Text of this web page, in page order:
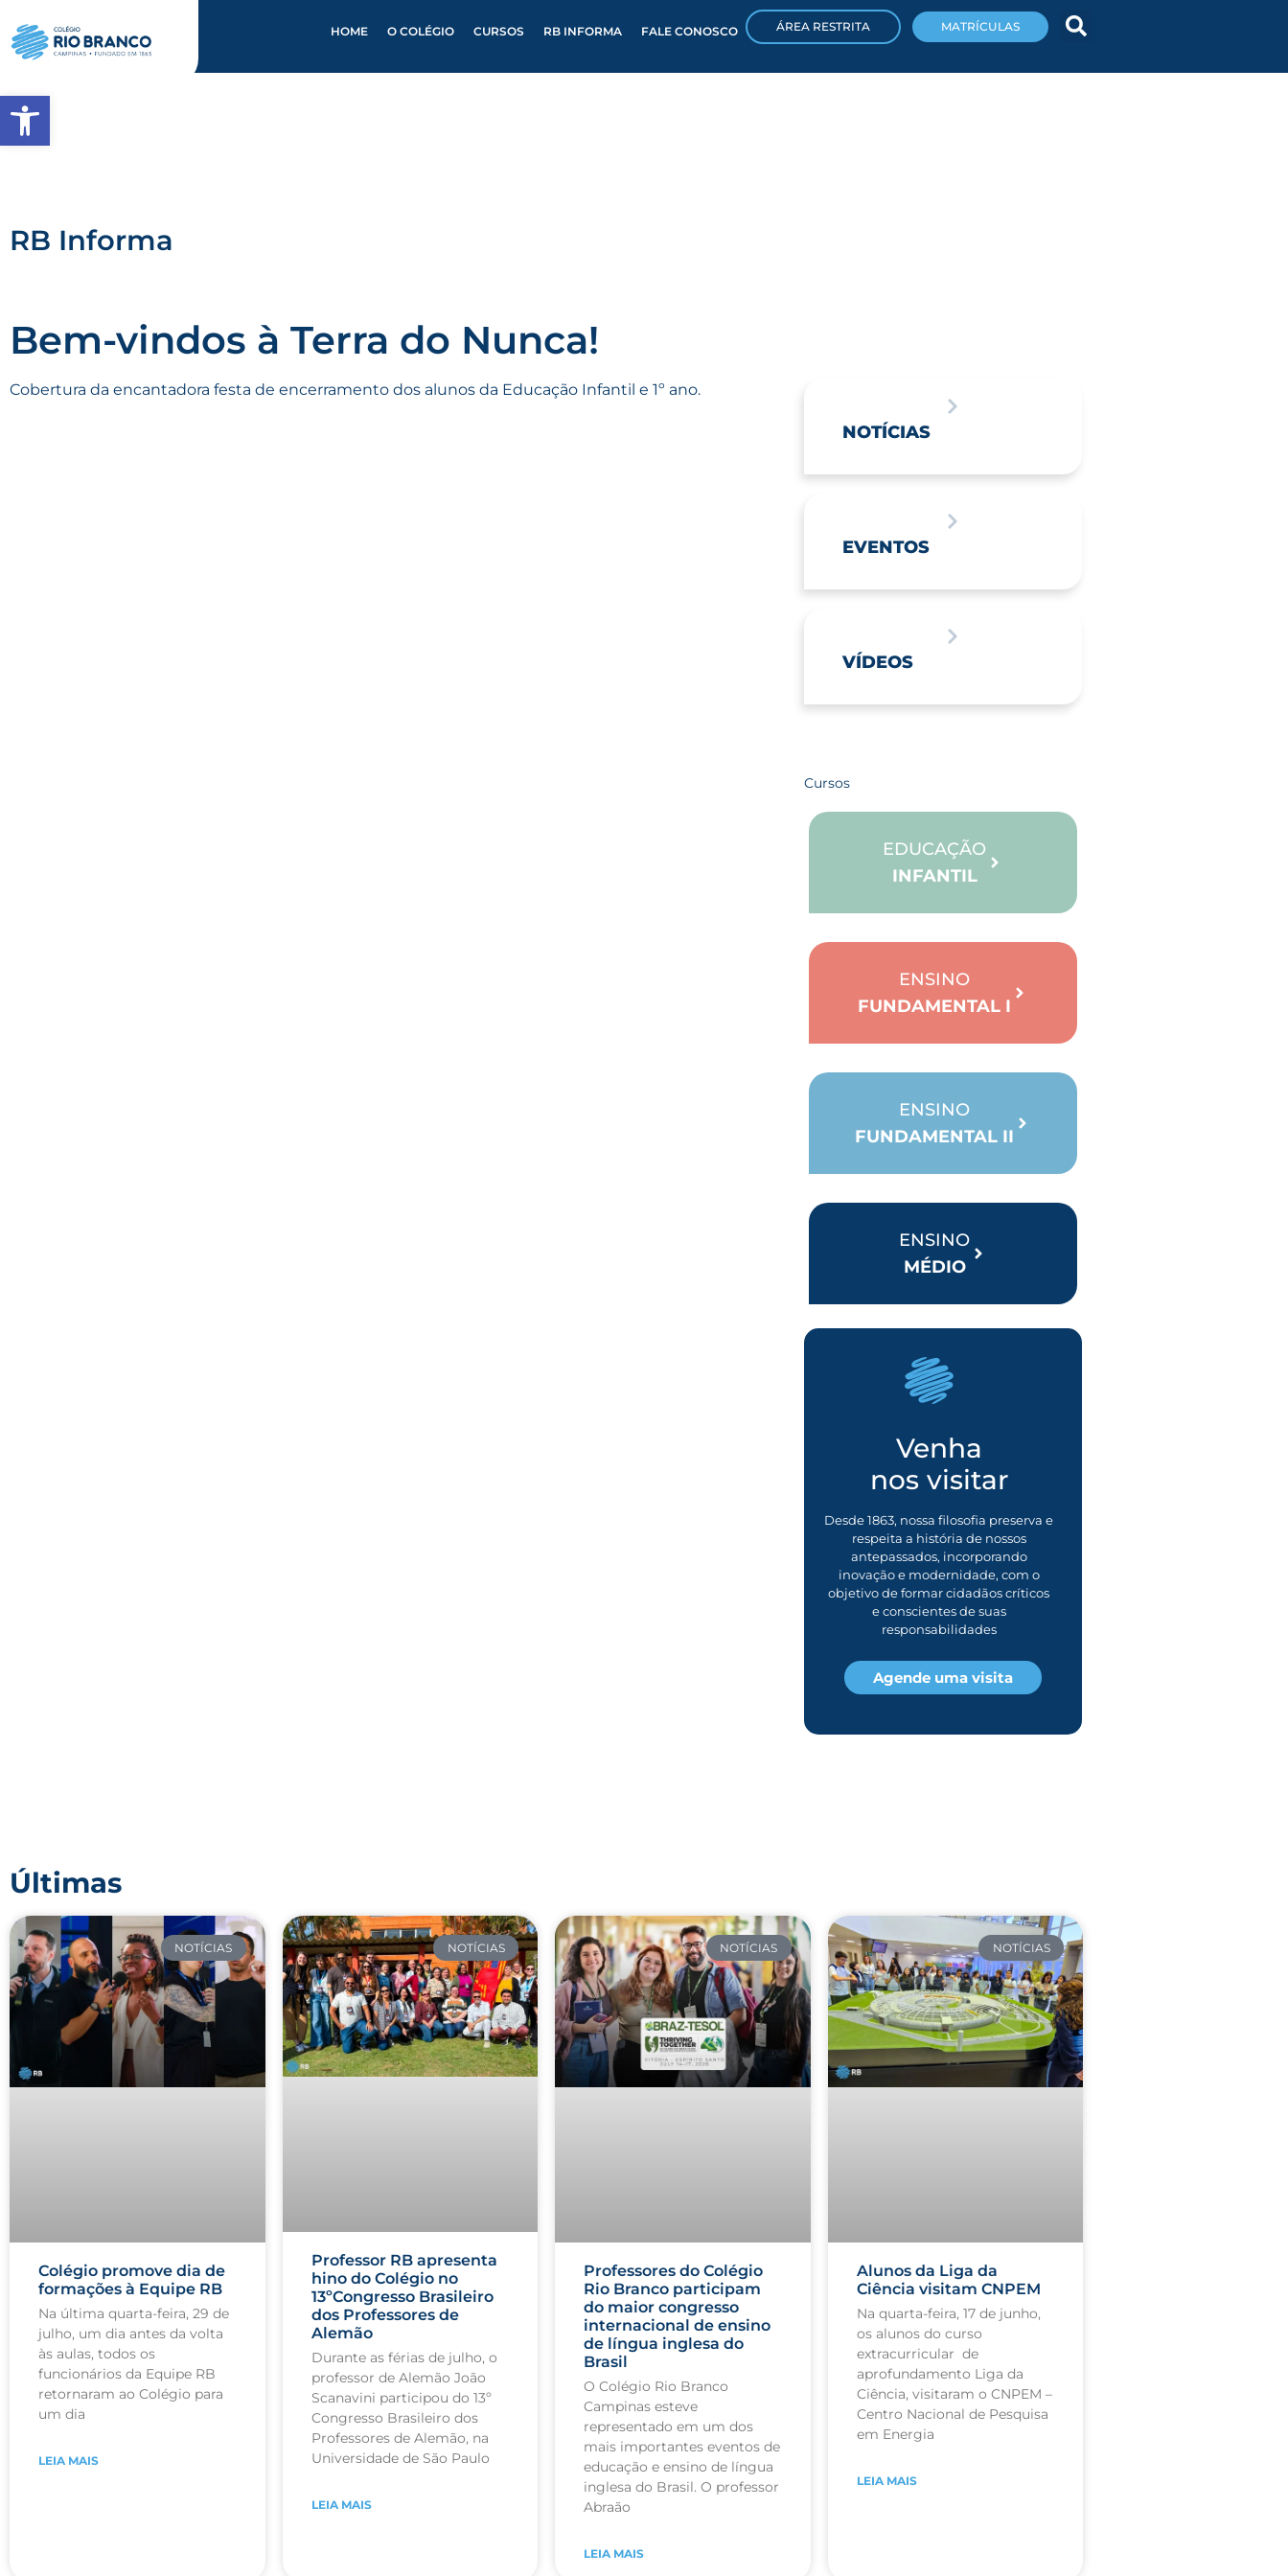
HOME O COLÉGIO CURSOS RB INFORMA FALE CONOSCO ÁREA RESTRITA MATRÍCULAS
RB Informa
Bem-vindos à Terra do Nunca!
Cobertura da encantadora festa de encerramento dos alunos da Educação Infantil e 1º ano.
NOTÍCIAS
EVENTOS
VÍDEOS
Cursos
EDUCAÇÃO
INFANTIL
ENSINO
FUNDAMENTAL I
ENSINO
FUNDAMENTAL II
ENSINO
MÉDIO
Venha
nos visitar
Desde 1863, nossa filosofia preserva e
respeita a história de nossos
antepassados, incorporando
inovação e modernidade, com o
objetivo de formar cidadãos críticos
e conscientes de suas
responsabilidades
Agende uma visita
Últimas
NOTÍCIAS
Colégio promove dia de
formações à Equipe RB
Na última quarta-feira, 29 de
julho, um dia antes da volta
às aulas, todos os
funcionários da Equipe RB
retornaram ao Colégio para
um dia
LEIA MAIS
NOTÍCIAS
Professor RB apresenta
hino do Colégio no
13ºCongresso Brasileiro
dos Professores de
Alemão
Durante as férias de julho, o
professor de Alemão João
Scanavini participou do 13º
Congresso Brasileiro dos
Professores de Alemão, na
Universidade de São Paulo
LEIA MAIS
NOTÍCIAS
Professores do Colégio
Rio Branco participam
do maior congresso
internacional de ensino
de língua inglesa do
Brasil
O Colégio Rio Branco
Campinas esteve
representado em um dos
mais importantes eventos de
educação e ensino de língua
inglesa do Brasil. O professor
Abraão
LEIA MAIS
NOTÍCIAS
Alunos da Liga da
Ciência visitam CNPEM
Na quarta-feira, 17 de junho,
os alunos do curso
extracurricular de
aprofundamento Liga da
Ciência, visitaram o CNPEM –
Centro Nacional de Pesquisa
em Energia
LEIA MAIS
Abrir a barra de ferramentas